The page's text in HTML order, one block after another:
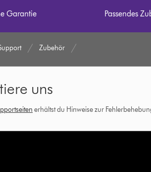
Garantie Passendes
Zubehör
uns
erhältst du Hinweise zur